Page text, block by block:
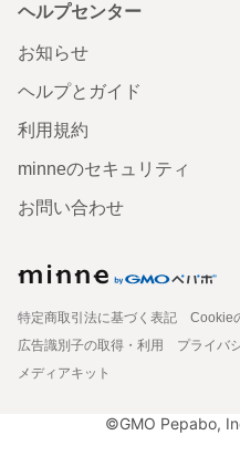
ヘルプセンター
お知らせ
ヘルプとガイド
利用規約
minneのセキュリティ
お問い合わせ
特定商取引法に基づく表記
Cookie
広告識別子の取得・利用
プライバ
メディアキット
©GMO Pepabo,